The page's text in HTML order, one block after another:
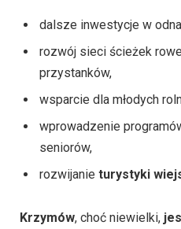
dalsze inwestycje w
rozwój sieci ścieżek
przystanków,
wsparcie dla młodych
wprowadzenie
seniorów,
rozwijanie turystyki
Krzymów, choć niewielki,